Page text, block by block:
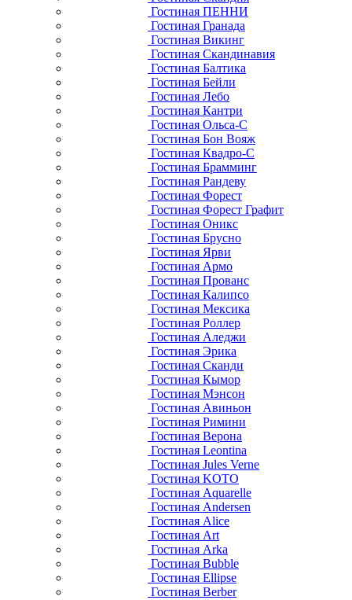
Гостиная ПЕННИ
Гостиная Гранада
Гостиная Викинг
Гостиная Скандинавия
Гостиная Балтика
Гостиная Бейли
Гостиная Лебо
Гостиная Кантри
Гостиная Ольса-С
Гостиная Бон Вояж
Гостиная Квадро-С
Гостиная Брамминг
Гостиная Рандеву
Гостиная Форест
Гостиная Форест Графит
Гостиная Оникс
Гостиная Брусно
Гостиная Ярви
Гостиная Армо
Гостиная Прованс
Гостиная Калипсо
Гостиная Мексика
Гостиная Роллер
Гостиная Аледжи
Гостиная Эрика
Гостиная Сканди
Гостиная Кымор
Гостиная Мэнсон
Гостиная Авиньон
Гостиная Римини
Гостиная Верона
Гостиная Leontina
Гостиная Jules Verne
Гостиная KOTO
Гостиная Aquarelle
Гостиная Andersen
Гостиная Alice
Гостиная Art
Гостиная Arka
Гостиная Bubble
Гостиная Ellipse
Гостиная Berber